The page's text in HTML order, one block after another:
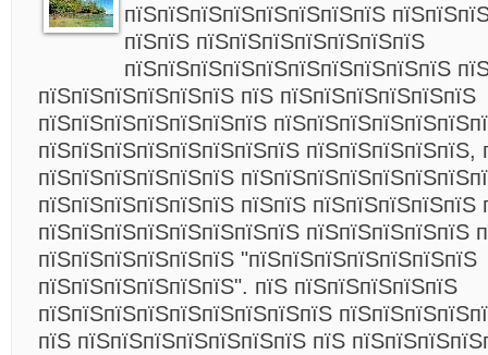
пїЅпїЅпїЅпїЅпїЅпїЅпїЅпїЅ
пїЅпїЅ пїЅпїЅпїЅпїЅпїЅпїЅпїЅ
пїЅпїЅпїЅпїЅпїЅпїЅпїЅпїЅпїЅпїЅ
пїЅпїЅпїЅпїЅпїЅпїЅ пїЅ пїЅпїЅпїЅпїЅпїЅпїЅ
пїЅпїЅпїЅпїЅпїЅпїЅпїЅ
пїЅпїЅпїЅпїЅпїЅпїЅпїЅпїЅ пїЅпїЅпїЅпїЅпїЅ,
пїЅпїЅпїЅпїЅпїЅпїЅ
пїЅпїЅпїЅпїЅпїЅпїЅ пїЅпїЅ пїЅпїЅпїЅпїЅпїЅ
пїЅпїЅпїЅпїЅпїЅпїЅпїЅпїЅ пїЅпїЅпїЅпїЅпїЅ
пїЅпїЅпїЅпїЅпїЅпїЅ "пїЅпїЅпїЅпїЅпїЅпїЅпїЅ
пїЅпїЅпїЅпїЅпїЅпїЅ". пїЅ пїЅпїЅпїЅпїЅпїЅ
пїЅпїЅпїЅпїЅпїЅпїЅпїЅпїЅпїЅ
пїЅ пїЅпїЅпїЅпїЅпїЅпїЅпїЅ пїЅ